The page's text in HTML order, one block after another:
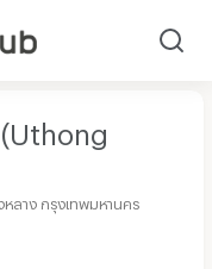
ลาง กรุงเทพมหานคร